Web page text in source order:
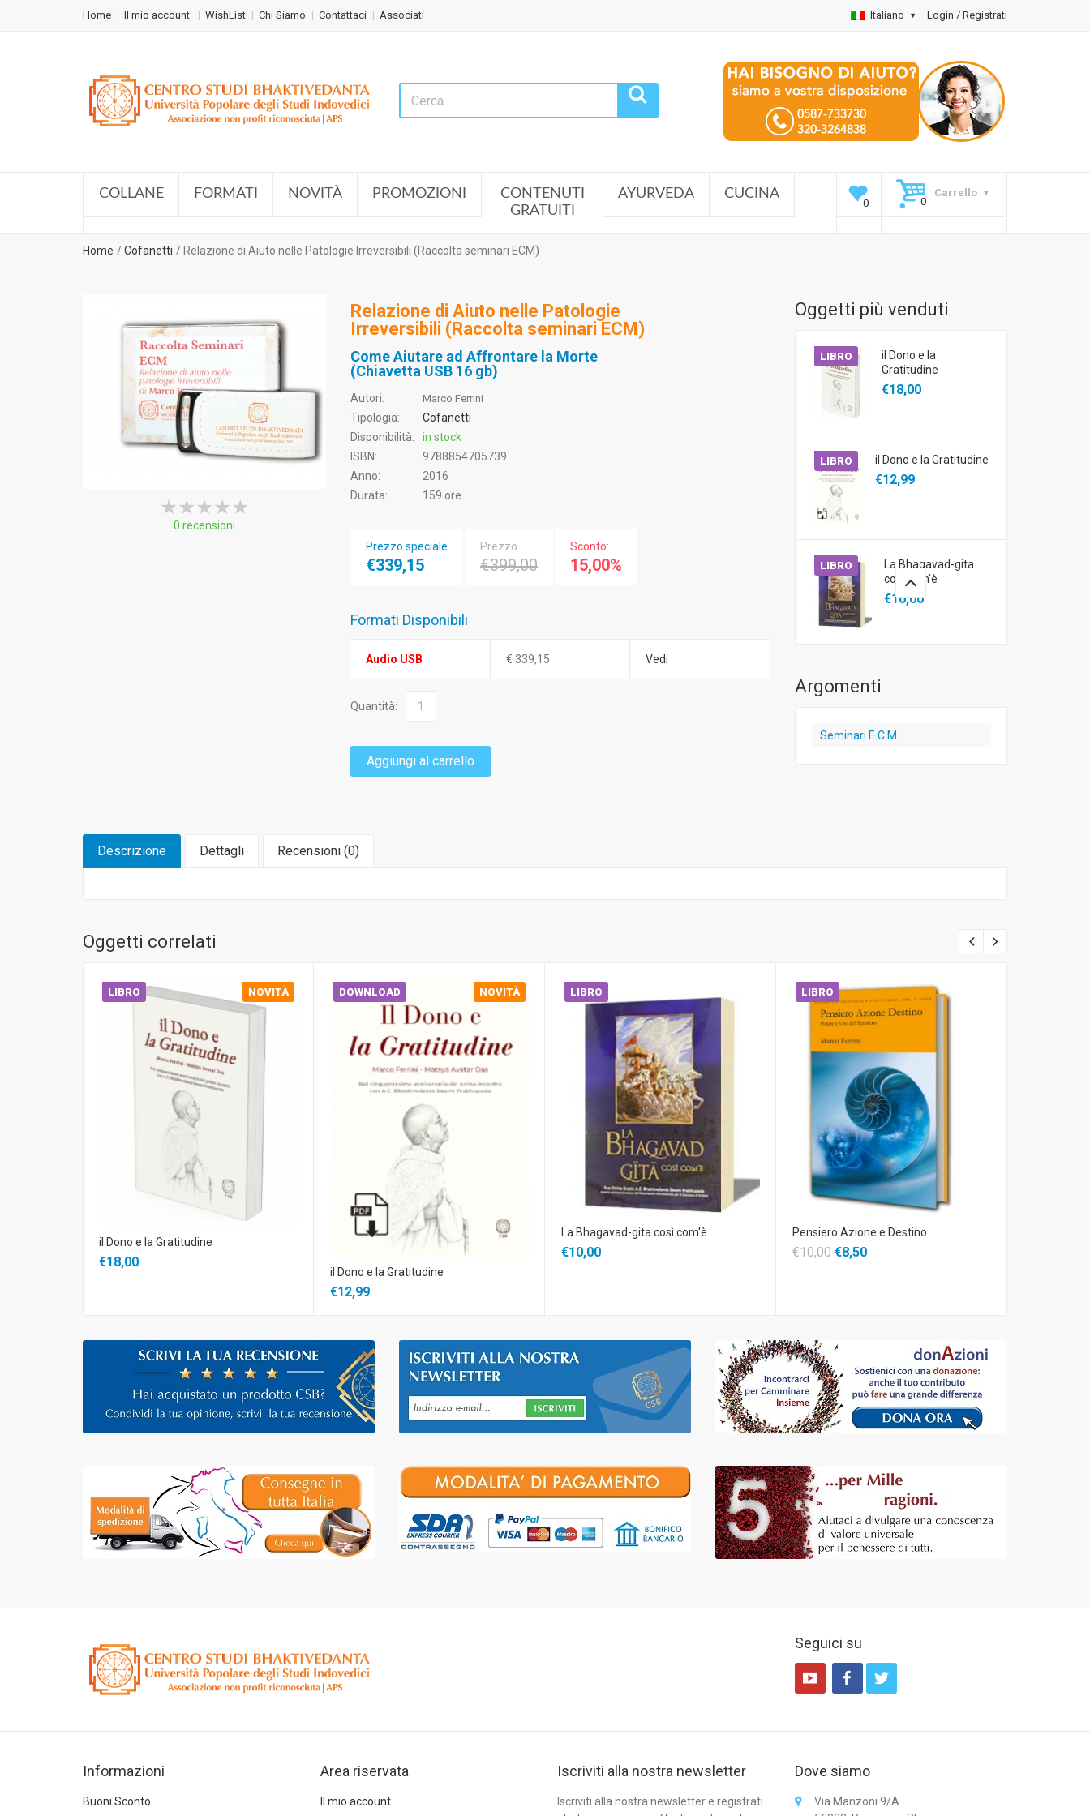
Home Il mio account WishList Chi Siamo Contattaci Associati Login / Registrati
Italiano
COLLANE FORMATI NOVITÀ PROMOZIONI
CONTENUTI
GRATUITI
AYURVEDA CUCINA Carrello
Home Cofanetti Relazione di Aiuto nelle Patologie Irreversibili (Raccolta seminari ECM)
★★★★★
★★★★★
★★★★★
0 recensioni
Relazione di Aiuto nelle Patologie
Irreversibili (Raccolta seminari ECM)
Come Aiutare ad Affrontare la Morte
(Chiavetta USB 16 gb)
Autori: Marco Ferrini
Tipologia:
Cofanetti
Disponibilità:
in stock
ISBN:
9788854705739
Anno:
2016
Durata:
159 ore
Prezzo speciale
€339,15
Prezzo
€399,00
Sconto:
15,00%
Formati Disponibili
Audio USB € 339,15 Vedi
Quantità:
Aggiungi al carrello
Oggetti più venduti
LIBRO
il Dono e la
Gratitudine
€18,00
LIBRO il Dono e la Gratitudine
€12,99
LIBRO
La Bhagavad-gita
così com'è
€10,00
Argomenti
Seminari E.C.M.
Descrizione Dettagli Recensioni (0)
Oggetti correlati
LIBRO NOVITÀ
il Dono e la Gratitudine
€18,00
DOWNLOAD NOVITÀ
il Dono e la Gratitudine
€12,99
LIBRO
La Bhagavad-gita così com'è
€10,00
LIBRO
Pensiero Azione e Destino
€10,00 €8,50
Seguici su
Informazioni
Buoni Sconto
Area riservata
Il mio account
Iscriviti alla nostra newsletter
Iscriviti alla nostra newsletter e registrati
Dove siamo
Via Manzoni 9/A